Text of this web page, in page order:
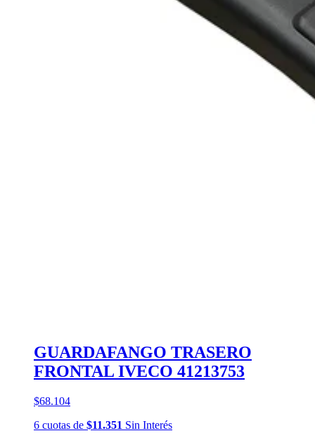
GUARDAFANGO TRASERO
FRONTAL IVECO 41213753
$68.104
6 cuotas de $11.351 Sin Interés